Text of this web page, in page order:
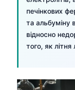
печінкових
та альбуміну
відносно
того, як